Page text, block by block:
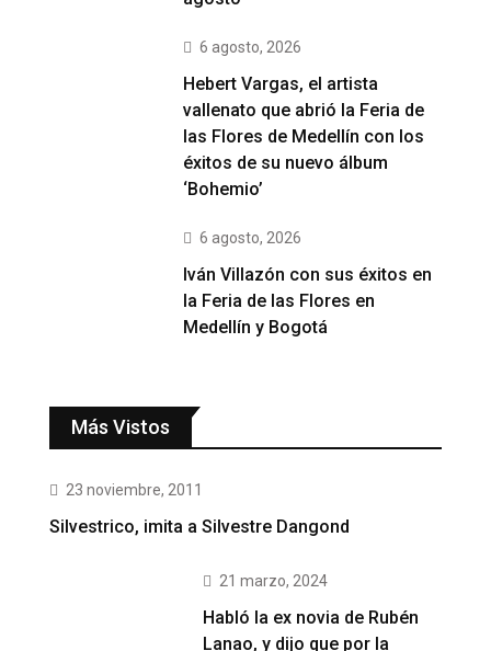
6 agosto, 2026
Hebert Vargas, el artista
vallenato que abrió la Feria de
las Flores de Medellín con los
éxitos de su nuevo álbum
‘Bohemio’
6 agosto, 2026
Iván Villazón con sus éxitos en
la Feria de las Flores en
Medellín y Bogotá
Más Vistos
23 noviembre, 2011
Silvestrico, imita a Silvestre Dangond
21 marzo, 2024
Habló la ex novia de Rubén
Lanao, y dijo que por la